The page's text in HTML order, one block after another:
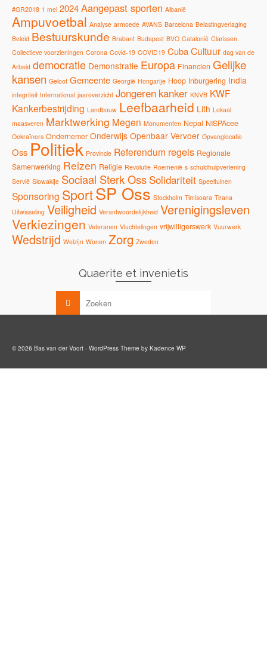
#GR2018 1 mei 2024Aangepast sporten Albanië
Ampuvoetbal Analyse armoede AVANS Barcelona Belastingverlaging
Beleid Bestuurskunde Brabant Budapest BVO Catalonië Clarissen
Collectieve voorzieningen Corona Covid-19 COVID19 CubaCultuur dag van de
Arbeid democratie Demonstratie Europa Financien Gelijke
kansen Geloof Gemeente Georgië Hongarije Hoop Inburgering India
integriteit International jaaroverzicht Jongeren kanker KNVB KWF
Kankerbestrijding Landbouw Leefbaarheid Lith Lokaal
maasveren Marktwerking Megen Monumenten Nepal NISPAcee
Oekraïners Ondernemer Onderwijs Openbaar Vervoer Opvanglocatie
Oss Politiek Provincie Referendum regels Regionale
Samenwerking Reizen Religie Revolutie Roemenië s schuldhulpverlening
Servië Slowakije Sociaal Sterk Oss Solidariteit Speeltuinen
Sponsoring SportSP Oss Stockholm Timisoara Tirana
Uitwisseling Veiligheid Verantwoordelijkheid Verenigingsleven
Verkiezingen Veteranen Vluchtelingen vrijwilligerswerk Vuurwerk
Wedstrijd Welzijn Wonen Zorg Zweden
Quaerite et invenietis
© 2026 Bas van der Voort - WordPress Theme by Kadence WP